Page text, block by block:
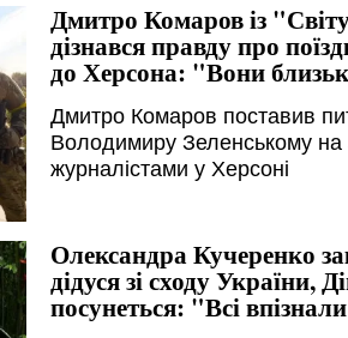
Дмитро Комаров із
дізнався правду про
до Херсона: "Вони
Дмитро Комаров поставив
Володимиру Зеленському на
журналістами у Херсоні
Олександра Кучеренко
дідуся зі сходу України,
посунеться: "Всі